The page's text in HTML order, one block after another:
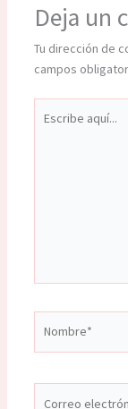
Deja un
Tu dirección de
campos
aquí...